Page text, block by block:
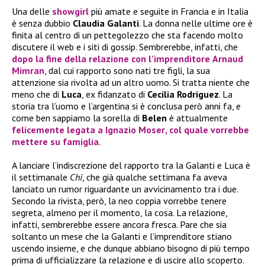
Una delle showgirl più amate e seguite in Francia e in Italia
è senza dubbio Claudia Galanti. La donna nelle ultime ore è
finita al centro di un pettegolezzo che sta facendo molto
discutere il web e i siti di gossip. Sembrerebbe, infatti, che
dopo la fine della relazione con l’imprenditore Arnaud
Mimran, dal cui rapporto sono nati tre figli, la sua
attenzione sia rivolta ad un altro uomo. Si tratta niente che
meno che di Luca, ex fidanzato di Cecilia Rodriguez. La
storia tra l’uomo e l’argentina si è conclusa però anni fa, e
come ben sappiamo la sorella di Belen è attualmente
felicemente legata a Ignazio Moser, col quale vorrebbe
mettere su famiglia.
A lanciare l’indiscrezione del rapporto tra la Galanti e Luca è
il settimanale Chi, che già qualche settimana fa aveva
lanciato un rumor riguardante un avvicinamento tra i due.
Secondo la rivista, però, la neo coppia vorrebbe tenere
segreta, almeno per il momento, la cosa. La relazione,
infatti, sembrerebbe essere ancora fresca. Pare che sia
soltanto un mese che la Galanti e l’imprenditore stiano
uscendo insieme, e che dunque abbiano bisogno di più tempo
prima di ufficializzare la relazione e di uscire allo scoperto.